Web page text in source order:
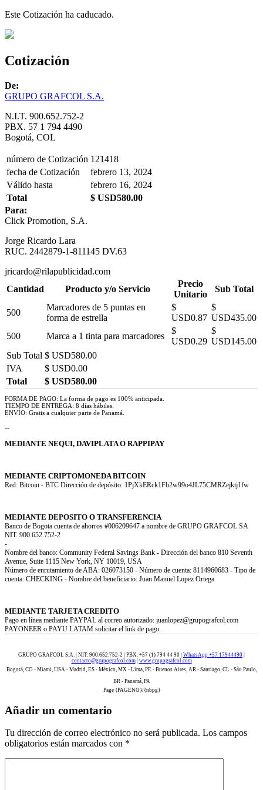
Este Cotización ha caducado.
Cotización
De:
GRUPO GRAFCOL S.A.
N.I.T. 900.652.752-2
PBX. 57 1 794 4490
Bogotá, COL
número de Cotización 121418
fecha de Cotización
febrero 13, 2024
Válido hasta
febrero 16, 2024
Total
$ USD580.00
Para:
Click Promotion, S.A.
Jorge Ricardo Lara
RUC. 2442879-1-811145 DV.63
jricardo@rilapublicidad.com
Cantidad
Producto y/o Servicio
Precio
Unitario
Sub Total
500
Marcadores de 5 puntas en
forma de estrella
$
USD0.87
$
USD435.00
500
Marca a 1 tinta para marcadores
$
USD0.29
$
USD145.00
Sub Total $ USD580.00
IVA
$ USD0.00
Total
$ USD580.00
FORMA DE PAGO: La forma de pago es 100% anticipada.
TIEMPO DE ENTREGA: 8 días hábiles.
ENVÍO: Gratis a cualquier parte de Panamá.
--
MEDIANTE NEQUI, DAVIPLATA O RAPPIPAY
MEDIANTE CRIPTOMONEDA BITCOIN
Red: Bitcoin - BTC Dirección de depósito: 1PjXkERck1Fb2w99o4JL75CMRZejktj1fw
MEDIANTE DEPOSITO O TRANSFERENCIA
Banco de Bogota cuenta de ahorros #006209647 a nombre de GRUPO GRAFCOL SA
NIT. 900.652.752-2
-
Nombre del banco: Community Federal Savings Bank - Dirección del banco 810 Seventh
Avenue, Suite 1115 New York, NY 10019, USA
Número de enrutamiento de ABA: 026073150 - Número de cuenta: 8114960683 - Tipo de
cuenta: CHECKING - Nombre del beneficiario: Juan Manuel Lopez Ortega
MEDIANTE TARJETA CREDITO
Pago en línea mediante PAYPAL al correo autorizado: juanlopez@grupografcol.com
PAYONEER o PAYU LATAM solicitar el link de pago.
GRUPO GRAFCOL S.A. | NIT. 900.652.752-2 | PBX. +57 (1) 794 44 90 | WhatsApp +57 17944490
contacto@grupografcol.com| www.grupografcol.com
Bogotá, CO - Miami, USA - Madrid, ES - México, MX - Lima, PE - Buenos Aires, AR - Santiago, CL - São Paulo,
BR - Panamá, PA
Page {PAGENO}/{nbpg}
Añadir un comentario
Tu dirección de correo electrónico no será publicada. Los campos
obligatorios están marcados con *